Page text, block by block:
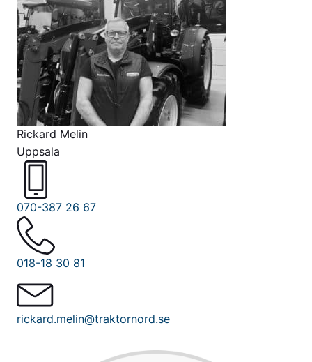
Rickard Melin
Uppsala
070-387 26 67
018-18 30 81
rickard.melin@traktornord.se